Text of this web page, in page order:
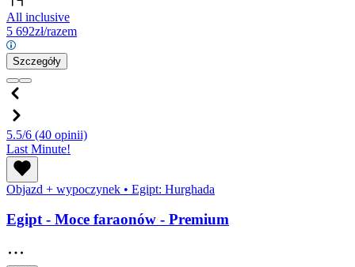
All inclusive
5 692zł/razem
Szczegóły
5.5/6 (40 opinii)
Last Minute!
Objazd + wypoczynek • Egipt: Hurghada
Egipt - Moce faraonów - Premium